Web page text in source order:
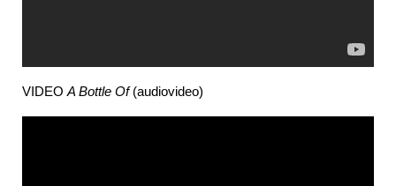
VIDEO A Bottle Of(audiovideo)